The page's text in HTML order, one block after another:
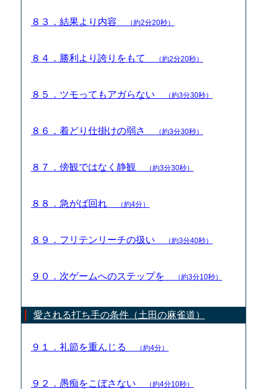
８３．結果より内容 （約2分20秒）
８４．勝利より誇りをもて （約2分20秒）
８５．ツモってもアガらない （約3分30秒）
８６．着どり仕掛けの弱さ （約3分30秒）
８７．傍観ではなく静観 （約3分30秒）
８８．急がば回れ （約4分）
８９．フリテンリーチの扱い （約3分40秒）
９０．次ゲームへのステップを （約3分10秒）
愛される打ち手の条件（土田の麻雀道）
９１．礼節を重んじる （約4分）
９２．愚痴をこぼさない （約4分10秒）